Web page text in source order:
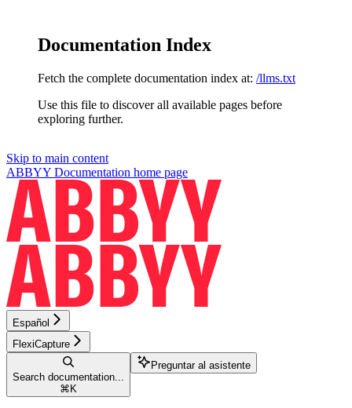
Documentation Index
Fetch the complete documentation index at: /llms.txt
Use this file to discover all available pages before
exploring further.
Skip to main content
ABBYY Documentation home page
Español
FlexiCapture
Search documentation...
⌘ K
Preguntar al asistente